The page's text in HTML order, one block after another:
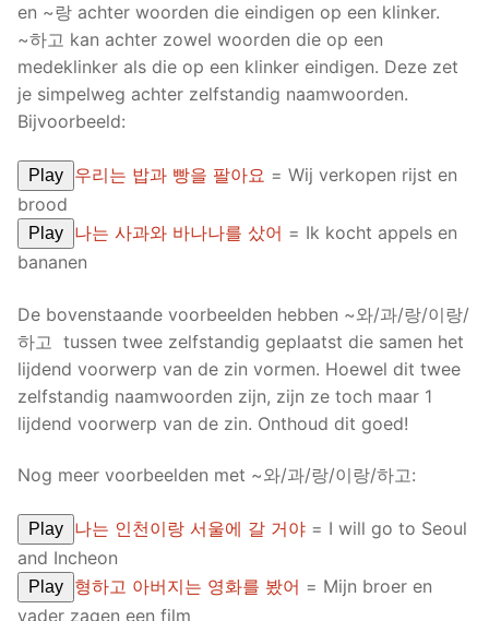
en ~랑 achter woorden die eindigen op een klinker.
~하고 kan achter zowel woorden die op een
medeklinker als die op een klinker eindigen. Deze zet
je simpelweg achter zelfstandig naamwoorden.
Bijvoorbeeld:
Play 우리는 밥과 빵을 팔아요 = Wij verkopen rijst en
brood
Play 나는 사과와 바나나를 샀어 = Ik kocht appels en
bananen
De bovenstaande voorbeelden hebben ~와/과/랑/이랑/
하고 tussen twee zelfstandig geplaatst die samen het
lijdend voorwerp van de zin vormen. Hoewel dit twee
zelfstandig naamwoorden zijn, zijn ze toch maar 1
lijdend voorwerp van de zin. Onthoud dit goed!
Nog meer voorbeelden met ~와/과/랑/이랑/하고:
Play 나는 인천이랑 서울에 갈 거야 = I will go to Seoul
and Incheon
Play 형하고 아버지는 영화를 봤어 = Mijn broer en
vader zagen een film